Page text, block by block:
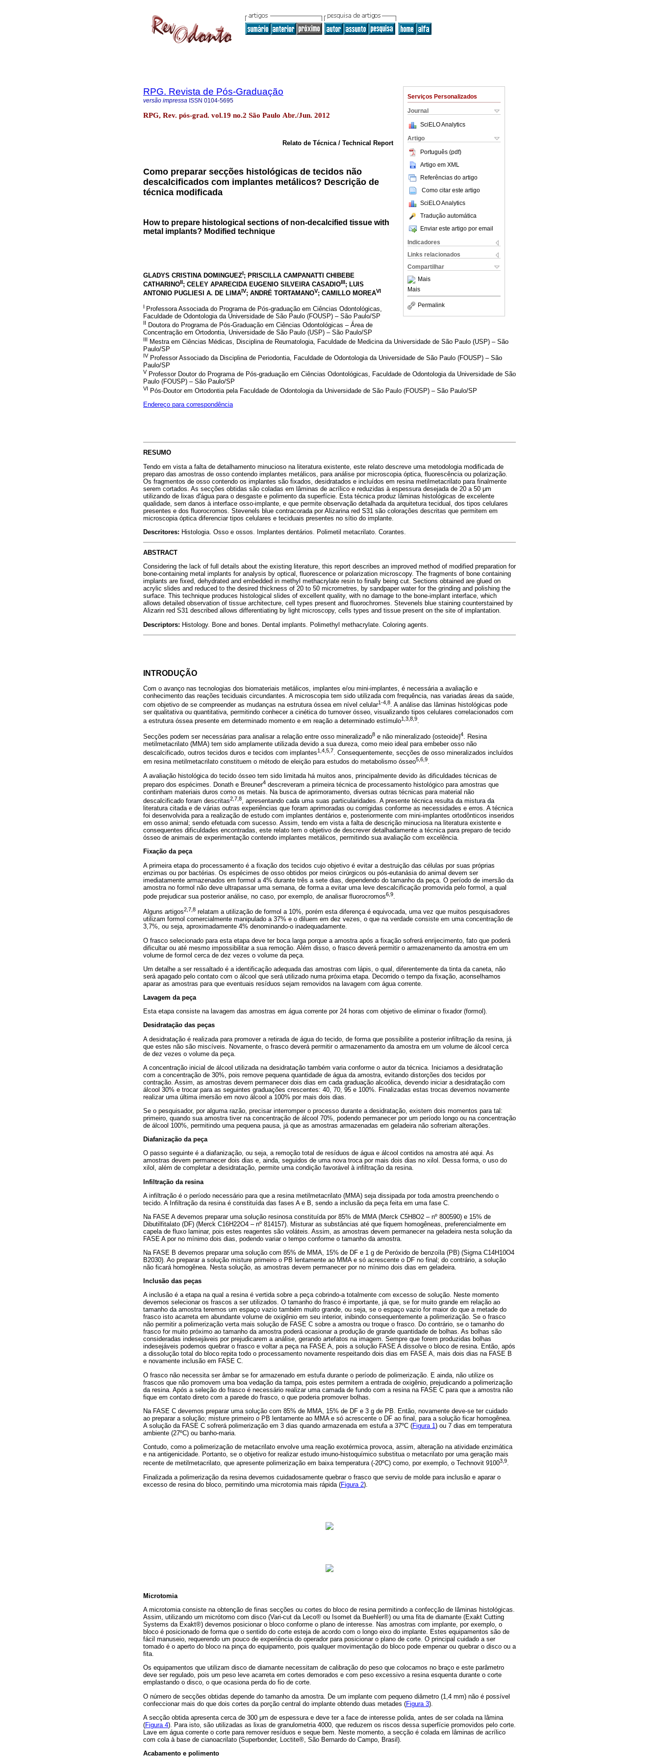
Serviços Personalizados
Journal
SciELO Analytics
Artigo
Português (pdf)
Artigo em XML
Referências do artigo
Como citar este artigo
SciELO Analytics
Tradução automática
Enviar este artigo por email
Indicadores
Links relacionados
Compartilhar
Mais
Mais
Permalink
RPG. Revista de Pós-Graduação
versão impressa ISSN 0104-5695
RPG, Rev. pós-grad. vol.19 no.2 São Paulo Abr./Jun. 2012
Relato de Técnica / Technical Report
Como preparar secções histológicas de tecidos não
descalcificados com implantes metálicos? Descrição de
técnica modificada
How to prepare histological sections of non-decalcified tissue with
metal implants? Modified technique
GLADYS CRISTINA DOMINGUEZI; PRISCILLA CAMPANATTI CHIBEBE
CATHARINOII; CELEY APARECIDA EUGENIO SILVEIRA CASADIOIII; LUIS
ANTONIO PUGLIESI A. DE LIMAIV; ANDRÉ TORTAMANOV; CAMILLO MOREAVI
I Professora Associada do Programa de Pós-graduação em Ciências Odontológicas,
Faculdade de Odontologia da Universidade de São Paulo (FOUSP) – São Paulo/SP
II Doutora do Programa de Pós-Graduação em Ciências Odontológicas – Área de
Concentração em Ortodontia, Universidade de São Paulo (USP) – São Paulo/SP
III Mestra em Ciências Médicas, Disciplina de Reumatologia, Faculdade de Medicina da Universidade de São Paulo (USP) – São
Paulo/SP
IV Professor Associado da Disciplina de Periodontia, Faculdade de Odontologia da Universidade de São Paulo (FOUSP) – São
Paulo/SP
V Professor Doutor do Programa de Pós-graduação em Ciências Odontológicas, Faculdade de Odontologia da Universidade de São
Paulo (FOUSP) – São Paulo/SP
VI Pós-Doutor em Ortodontia pela Faculdade de Odontologia da Universidade de São Paulo (FOUSP) – São Paulo/SP
Endereço para correspondência
RESUMO
Tendo em vista a falta de detalhamento minucioso na literatura existente, este relato descreve uma metodologia modificada de
preparo das amostras de osso contendo implantes metálicos, para análise por microscopia óptica, fluorescência ou polarização.
Os fragmentos de osso contendo os implantes são fixados, desidratados e incluídos em resina metilmetacrilato para finalmente
serem cortados. As secções obtidas são coladas em lâminas de acrílico e reduzidas à espessura desejada de 20 a 50 μm
utilizando de lixas d'água para o desgaste e polimento da superfície. Esta técnica produz lâminas histológicas de excelente
qualidade, sem danos à interface osso-implante, e que permite observação detalhada da arquitetura tecidual, dos tipos celulares
presentes e dos fluorocromos. Stevenels blue contracorada por Alizarina red S31 são colorações descritas que permitem em
microscopia óptica diferenciar tipos celulares e teciduais presentes no sítio do implante.
Descritores: Histologia. Osso e ossos. Implantes dentários. Polimetil metacrilato. Corantes.
ABSTRACT
Considering the lack of full details about the existing literature, this report describes an improved method of modified preparation for
bone-containing metal implants for analysis by optical, fluorescence or polarization microscopy. The fragments of bone containing
implants are fixed, dehydrated and embedded in methyl methacrylate resin to finally being cut. Sections obtained are glued on
acrylic slides and reduced to the desired thickness of 20 to 50 micrometres, by sandpaper water for the grinding and polishing the
surface. This technique produces histological slides of excellent quality, with no damage to the bone-implant interface, which
allows detailed observation of tissue architecture, cell types present and fluorochromes. Stevenels blue staining counterstained by
Alizarin red S31 described allows differentiating by light microscopy, cells types and tissue present on the site of implantation.
Descriptors: Histology. Bone and bones. Dental implants. Polimethyl methacrylate. Coloring agents.
INTRODUÇÃO
Com o avanço nas tecnologias dos biomateriais metálicos, implantes e/ou mini-implantes, é necessária a avaliação e
conhecimento das reações teciduais circundantes. A microscopia tem sido utilizada com frequência, nas variadas áreas da saúde,
com objetivo de se compreender as mudanças na estrutura óssea em nível celular1-4,8 . A análise das lâminas histológicas pode
ser qualitativa ou quantitativa, permitindo conhecer a cinética do turnover ósseo, visualizando tipos celulares correlacionados com
a estrutura óssea presente em determinado momento e em reação a determinado estímulo1,3,8,9.
Secções podem ser necessárias para analisar a relação entre osso mineralizado8 e não mineralizado (osteoide)4
. Resina
metilmetacrilato (MMA) tem sido amplamente utilizada devido a sua dureza, como meio ideal para embeber osso não
descalcificado, outros tecidos duros e tecidos com implantes1,4,5,7. Consequentemente, secções de osso mineralizados incluídos
em resina metilmetacrilato constituem o método de eleição para estudos do metabolismo ósseo5,6,9.
A avaliação histológica do tecido ósseo tem sido limitada há muitos anos, principalmente devido às dificuldades técnicas de
preparo dos espécimes. Donath e Breuner4 descreveram a primeira técnica de processamento histológico para amostras que
continham materiais duros como os metais. Na busca de aprimoramento, diversas outras técnicas para material não
descalcificado foram descritas2,7,8, apresentando cada uma suas particularidades. A presente técnica resulta da mistura da
literatura citada e de várias outras experiências que foram aprimoradas ou corrigidas conforme as necessidades e erros. A técnica
foi desenvolvida para a realização de estudo com implantes dentários e, posteriormente com mini-implantes ortodônticos inseridos
em osso animal; sendo efetuada com sucesso. Assim, tendo em vista a falta de descrição minuciosa na literatura existente e
consequentes dificuldades encontradas, este relato tem o objetivo de descrever detalhadamente a técnica para preparo de tecido
ósseo de animais de experimentação contendo implantes metálicos, permitindo sua avaliação com excelência.
Fixação da peça
A primeira etapa do processamento é a fixação dos tecidos cujo objetivo é evitar a destruição das células por suas próprias
enzimas ou por bactérias. Os espécimes de osso obtidos por meios cirúrgicos ou pós-eutanásia do animal devem ser
imediatamente armazenados em formol a 4% durante três a sete dias, dependendo do tamanho da peça. O período de imersão da
amostra no formol não deve ultrapassar uma semana, de forma a evitar uma leve descalcificação promovida pelo formol, a qual
pode prejudicar sua posterior análise, no caso, por exemplo, de analisar fluorocromos6,9
Alguns artigos2,7,8 relatam a utilização de formol a 10%, porém esta diferença é equivocada, uma vez que muitos pesquisadores
utilizam formol comercialmente manipulado a 37% e o diluem em dez vezes, o que na verdade consiste em uma concentração de
3,7%, ou seja, aproximadamente 4% denominando-o inadequadamente.
O frasco selecionado para esta etapa deve ter boca larga porque a amostra após a fixação sofrerá enrijecimento, fato que poderá
dificultar ou até mesmo impossibilitar a sua remoção. Além disso, o frasco deverá permitir o armazenamento da amostra em um
volume de formol cerca de dez vezes o volume da peça.
Um detalhe a ser ressaltado é a identificação adequada das amostras com lápis, o qual, diferentemente da tinta da caneta, não
será apagado pelo contato com o álcool que será utilizado numa próxima etapa. Decorrido o tempo da fixação, aconselhamos
aparar as amostras para que eventuais resíduos sejam removidos na lavagem com água corrente.
Lavagem da peça
Esta etapa consiste na lavagem das amostras em água corrente por 24 horas com objetivo de eliminar o fixador (formol).
Desidratação das peças
A desidratação é realizada para promover a retirada de água do tecido, de forma que possibilite a posterior infiltração da resina, já
que estes não são miscíveis. Novamente, o frasco deverá permitir o armazenamento da amostra em um volume de álcool cerca
de dez vezes o volume da peça.
A concentração inicial de álcool utilizada na desidratação também varia conforme o autor da técnica. Iniciamos a desidratação
com a concentração de 30%, pois remove pequena quantidade de água da amostra, evitando distorções dos tecidos por
contração. Assim, as amostras devem permanecer dois dias em cada graduação alcoólica, devendo iniciar a desidratação com
álcool 30% e trocar para as seguintes graduações crescentes: 40, 70, 95 e 100%. Finalizadas estas trocas devemos novamente
realizar uma última imersão em novo álcool a 100% por mais dois dias.
Se o pesquisador, por alguma razão, precisar interromper o processo durante a desidratação, existem dois momentos para tal:
primeiro, quando sua amostra tiver na concentração de álcool 70%, podendo permanecer por um período longo ou na concentração
de álcool 100%, permitindo uma pequena pausa, já que as amostras armazenadas em geladeira não sofreriam alterações.
Diafanização da peça
O passo seguinte é a diafanização, ou seja, a remoção total de resíduos de água e álcool contidos na amostra até aqui. As
amostras devem permanecer dois dias e, ainda, seguidos de uma nova troca por mais dois dias no xilol. Dessa forma, o uso do
xilol, além de completar a desidratação, permite uma condição favorável à infiltração da resina.
Infiltração da resina
A infiltração é o período necessário para que a resina metilmetacrilato (MMA) seja dissipada por toda amostra preenchendo o
tecido. A Infiltração da resina é constituída das fases A e B, sendo a inclusão da peça feita em uma fase C.
Na FASE A devemos preparar uma solução resinosa constituída por 85% de MMA (Merck C5H8O2 – nº 800590) e 15% de
Dibutilfitalato (DF) (Merck C16H22O4 – nº 814157). Misturar as substâncias até que fiquem homogêneas, preferencialmente em
capela de fluxo laminar, pois estes reagentes são voláteis. Assim, as amostras devem permanecer na geladeira nesta solução da
FASE A por no mínimo dois dias, podendo variar o tempo conforme o tamanho da amostra.
Na FASE B devemos preparar uma solução com 85% de MMA, 15% de DF e 1 g de Peróxido de benzoíla (PB) (Sigma C14H10O4
B2030). Ao preparar a solução misture primeiro o PB lentamente ao MMA e só acrescente o DF no final; do contrário, a solução
não ficará homogênea. Nesta solução, as amostras devem permanecer por no mínimo dois dias em geladeira.
Inclusão das peças
A inclusão é a etapa na qual a resina é vertida sobre a peça cobrindo-a totalmente com excesso de solução. Neste momento
devemos selecionar os frascos a ser utilizados. O tamanho do frasco é importante, já que, se for muito grande em relação ao
tamanho da amostra teremos um espaço vazio também muito grande, ou seja, se o espaço vazio for maior do que a metade do
frasco isto acarreta em abundante volume de oxigênio em seu interior, inibindo consequentemente a polimerização. Se o frasco
não permitir a polimerização verta mais solução de FASE C sobre a amostra ou troque o frasco. Do contrário, se o tamanho do
frasco for muito próximo ao tamanho da amostra poderá ocasionar a produção de grande quantidade de bolhas. As bolhas são
consideradas indesejáveis por prejudicarem a análise, gerando artefatos na imagem. Sempre que forem produzidas bolhas
indesejáveis podemos quebrar o frasco e voltar a peça na FASE A, pois a solução FASE A dissolve o bloco de resina. Então, após
a dissolução total do bloco repita todo o processamento novamente respeitando dois dias em FASE A, mais dois dias na FASE B
e novamente inclusão em FASE C.
O frasco não necessita ser âmbar se for armazenado em estufa durante o período de polimerização. E ainda, não utilize os
frascos que não promovem uma boa vedação da tampa, pois estes permitem a entrada de oxigênio, prejudicando a polimerização
da resina. Após a seleção do frasco é necessário realizar uma camada de fundo com a resina na FASE C para que a amostra não
fique em contato direto com a parede do frasco, o que poderia promover bolhas.
Na FASE C devemos preparar uma solução com 85% de MMA, 15% de DF e 3 g de PB. Então, novamente deve-se ter cuidado
ao preparar a solução; misture primeiro o PB lentamente ao MMA e só acrescente o DF ao final, para a solução ficar homogênea.
A solução da FASE C sofrerá polimerização em 3 dias quando armazenada em estufa a 37ºC (Figura 1 ) ou 7 dias em temperatura
ambiente (27ºC) ou banho-maria.
Contudo, como a polimerização de metacrilato envolve uma reação exotérmica provoca, assim, alteração na atividade enzimática
e na antigenicidade. Portanto, se o objetivo for realizar estudo imuno-histoquímico substitua o metacrilato por uma geração mais
recente de metilmetacrilato, que apresente polimerização em baixa temperatura (-20ºC) como, por exemplo, o Technovit 91003,9.
Finalizada a polimerização da resina devemos cuidadosamente quebrar o frasco que serviu de molde para inclusão e aparar o
excesso de resina do bloco, permitindo uma microtomia mais rápida (Figura 2).
Microtomia
A microtomia consiste na obtenção de finas secções ou cortes do bloco de resina permitindo a confecção de lâminas histológicas.
Assim, utilizando um micrótomo com disco (Vari-cut da Leco® ou Isomet da Buehler®) ou uma fita de diamante (Exakt Cutting
Systems da Exakt®) devemos posicionar o bloco conforme o plano de interesse. Nas amostras com implante, por exemplo, o
bloco é posicionado de forma que o sentido do corte esteja de acordo com o longo eixo do implante. Estes equipamentos são de
fácil manuseio, requerendo um pouco de experiência do operador para posicionar o plano de corte. O principal cuidado a ser
tomado é o aperto do bloco na pinça do equipamento, pois qualquer movimentação do bloco pode empenar ou quebrar o disco ou a
fita.
Os equipamentos que utilizam disco de diamante necessitam de calibração do peso que colocamos no braço e este parâmetro
deve ser regulado, pois um peso leve acarreta em cortes demorados e com peso excessivo a resina esquenta durante o corte
emplastando o disco, o que ocasiona perda do fio de corte.
O número de secções obtidas depende do tamanho da amostra. De um implante com pequeno diâmetro (1,4 mm) não é possível
confeccionar mais do que dois cortes da porção central do implante obtendo duas metades (Figura 3).
A secção obtida apresenta cerca de 300 μm de espessura e deve ter a face de interesse polida, antes de ser colada na lâmina
(Figura 4). Para isto, são utilizadas as lixas de granulometria 4000, que reduzem os riscos dessa superfície promovidos pelo corte.
Lave em água corrente o corte para remover resíduos e seque bem. Neste momento, a secção é colada em lâminas de acrílico
com cola à base de cianoacrilato (Superbonder, Loctite®, São Bernardo do Campo, Brasil).
Acabamento e polimento